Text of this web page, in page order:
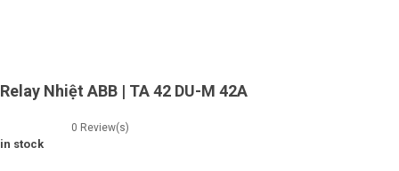
Relay Nhiệt ABB | TA 42 DU-M 42A
0 Review(s)
in stock